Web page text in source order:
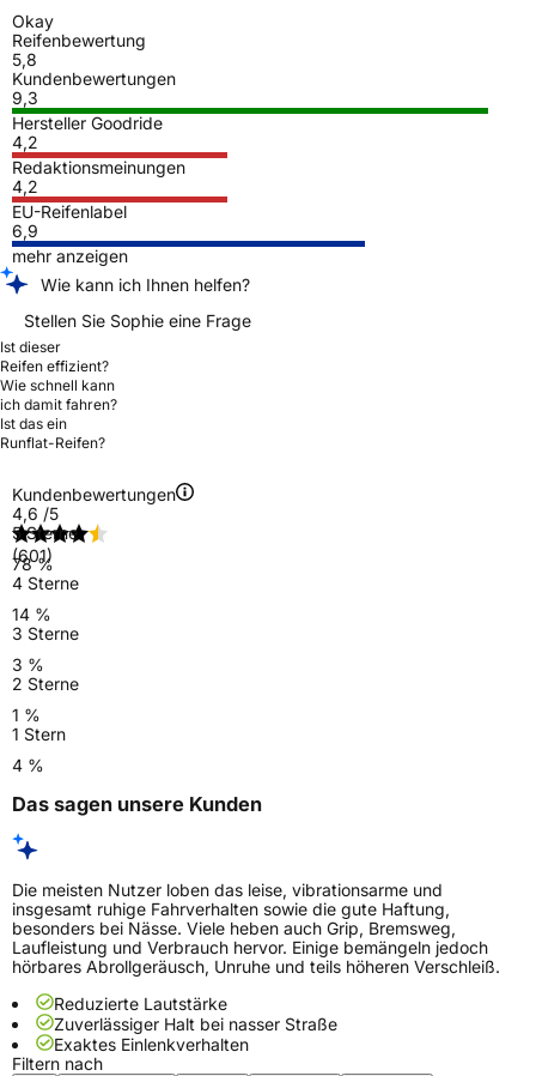
Okay
Reifenbewertung
5,8
Kundenbewertungen
9,3
Hersteller Goodride
4,2
Redaktionsmeinungen
4,2
EU-Reifenlabel
6,9
mehr anzeigen
Wie kann ich Ihnen helfen?
Stellen Sie Sophie eine Frage
Ist dieser
Reifen effizient?
Wie schnell kann
ich damit fahren?
Ist das ein
Runflat-Reifen?
Kundenbewertungen
4,6 /5
(601)
5 Sterne
78 %
4 Sterne
14 %
3 Sterne
3 %
2 Sterne
1 %
1 Stern
4 %
Das sagen unsere Kunden
Die meisten Nutzer loben das leise, vibrationsarme und
insgesamt ruhige Fahrverhalten sowie die gute Haftung,
besonders bei Nässe. Viele heben auch Grip, Bremsweg,
Laufleistung und Verbrauch hervor. Einige bemängeln jedoch
hörbares Abrollgeräusch, Unruhe und teils höheren Verschleiß.
Reduzierte Lautstärke
Zuverlässiger Halt bei nasser Straße
Exaktes Einlenkverhalten
Filtern nach